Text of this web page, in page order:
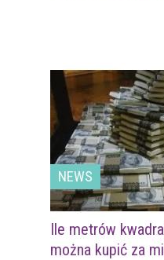
NEWS
Ile metrów
można kupić za